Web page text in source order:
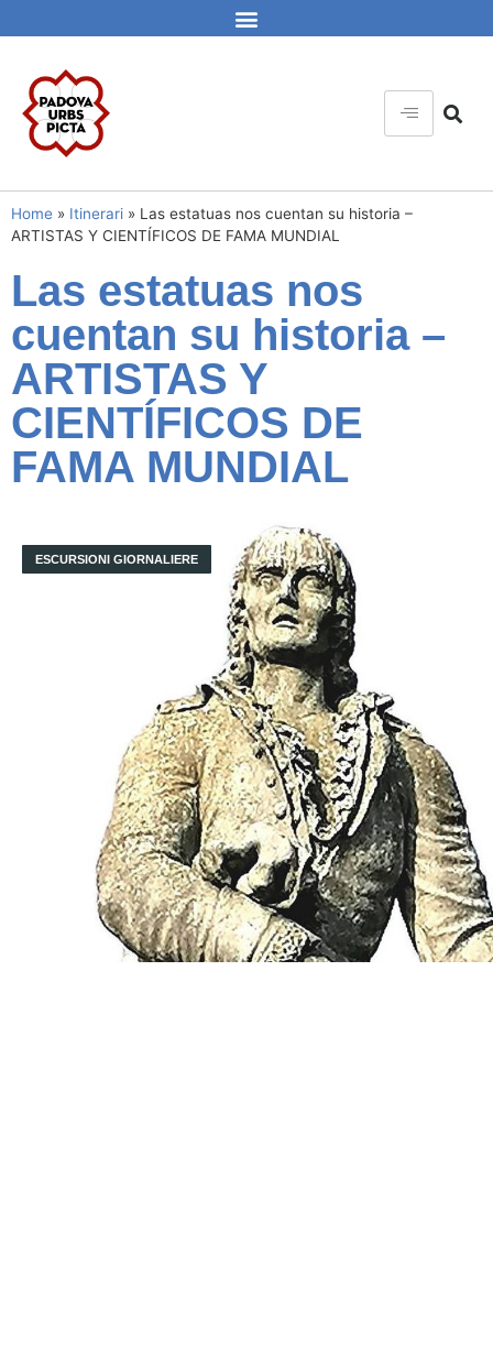
Home » Itinerari » Las estatuas nos cuentan su historia –
ARTISTAS Y CIENTÍFICOS DE FAMA MUNDIAL
Las estatuas nos
cuentan su historia –
ARTISTAS Y
CIENTÍFICOS DE
FAMA MUNDIAL
ESCURSIONI GIORNALIERE